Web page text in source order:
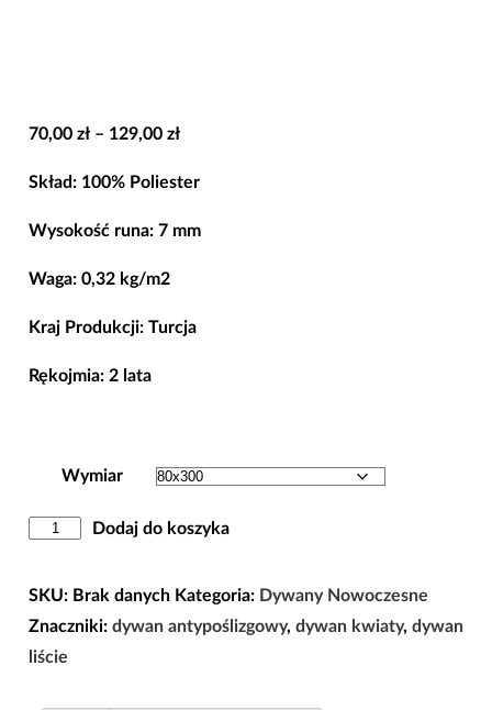
70,00 zł – 129,00 złZakres
od
70,00 zł
Skład: 100% Poliester
Wysokość runa: 7 mm
Waga: 0,32 kg/m2
Kraj Produkcji: Turcja
Rękojmia: 2 lata
Wymiar
ilość
LIŚCIE
I
KWIATY
Dodaj do koszyka
SKU: Brak danych Kategoria: Dywany Nowoczesne
Znaczniki: dywan antypoślizgowy, dywan kwiaty, dywan
liście